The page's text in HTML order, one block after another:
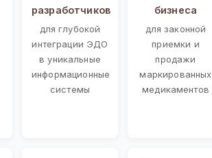
разработчиков
для глубокой
интеграции ЭДО
в уникальные
информационные
системы
бизнеса
для законной
приемки и
продажи
маркированных
медикаментов